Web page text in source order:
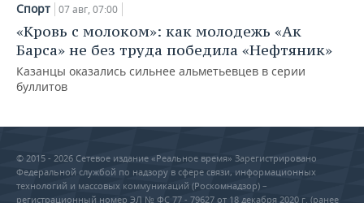
Спорт 07 авг, 07:00
«Кровь с молоком»: как молодежь «Ак
Барса» не без труда победила «Нефтяник»
Казанцы оказались сильнее альметьевцев в серии
буллитов
© 2015 - 2026 Сетевое издание «Реальное время» Зарегистрировано
Федеральной службой по надзору в сфере связи, информационных
технологий и массовых коммуникаций (Роскомнадзор) –
регистрационный номер ЭЛ № ФС 77 - 79627 от 18 декабря 2020 г. (ранее